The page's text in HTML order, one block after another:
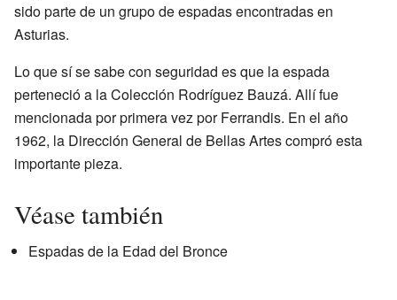
sido parte de un grupo de espadas encontradas en
Asturias.
Lo que sí se sabe con seguridad es que la espada
perteneció a la Colección Rodríguez Bauzá. Allí fue
mencionada por primera vez por Ferrandis. En el año
1962, la Dirección General de Bellas Artes compró esta
importante pieza.
Véase también
Espadas de la Edad del Bronce